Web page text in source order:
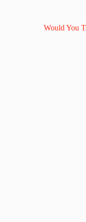
Would You